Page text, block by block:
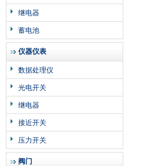
继电器
蓄电池
仪器仪表
数据处理仪
光电开关
继电器
接近开关
压力开关
阀门